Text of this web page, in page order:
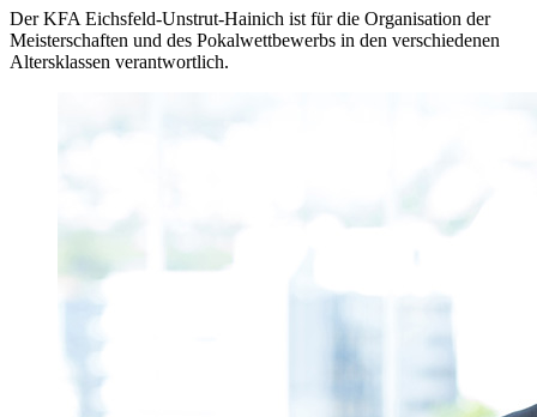
Der KFA Eichsfeld-Unstrut-Hainich ist für die Organisation der
Meisterschaften und des Pokalwettbewerbs in den verschiedenen
Altersklassen verantwortlich.